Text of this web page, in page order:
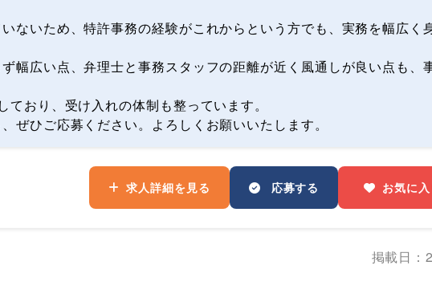
ないため、特許事務の経験がこれからという方でも、実務を幅広く
幅広い点、弁理士と事務スタッフの距離が近く風通しが良い点も、
おり、受け入れの体制も整っています。
ぜひご応募ください。よろしくお願いいたします。
求人詳細を見る 応募する お気に
掲載日：